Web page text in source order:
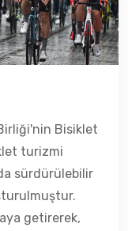
Bisiklet
turizmi
sürdürülebilir
getirerek,